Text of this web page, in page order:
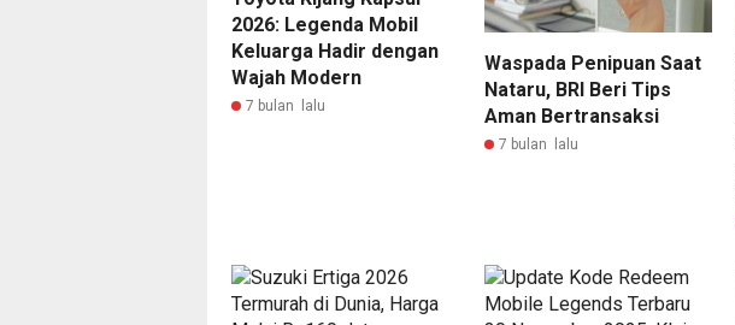
2026: Legenda Mobil
Keluarga Hadir dengan
Wajah Modern
7 bulan lalu
Waspada Penipuan Saat
Nataru, BRI Beri Tips
Aman Bertransaksi
7 bulan lalu